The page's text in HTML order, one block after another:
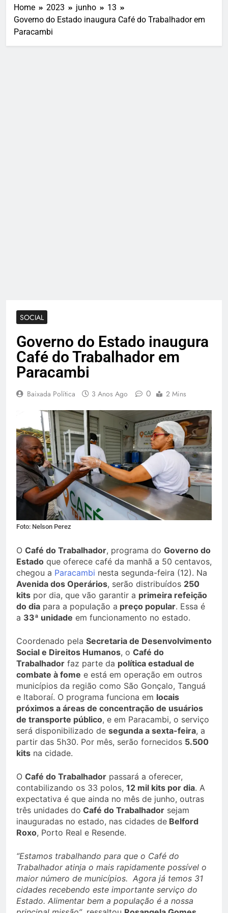
Home 2023 junho
13
Governo do Estado inaugura Café do Trabalhador em
Paracambi
SOCIAL
Governo do Estado inaugura
Café do Trabalhador em
Paracambi
Baixada Política 3 Anos Ago 0 2 Mins
Foto: Nelson Perez
O Café do Trabalhador, programa do Governo do
Estado que oferece café da manhã a 50 centavos,
chegou a Paracambi nesta segunda-feira (12). Na
Avenida dos Operários, serão distribuídos 250
kits por dia, que vão garantir a primeira refeição
do dia para a população a preço popular. Essa é
a 33ª unidade em funcionamento no estado.
Coordenado pela Secretaria de Desenvolvimento
Social e Direitos Humanos, o Café do
Trabalhador faz parte da política estadual de
combate à fome e está em operação em outros
municípios da região como São Gonçalo, Tanguá
e Itaboraí. O programa funciona em locais
próximos a áreas de concentração de usuários
de transporte público, e em Paracambi, o serviço
será disponibilizado de segunda a sexta-feira, a
partir das 5h30. Por mês, serão fornecidos 5.500
kits na cidade.
O Café do Trabalhador passará a oferecer,
contabilizando os 33 polos, 12 mil kits por dia. A
expectativa é que ainda no mês de junho, outras
três unidades do Café do Trabalhador sejam
inauguradas no estado, nas cidades de Belford
Roxo, Porto Real e Resende.
“Estamos trabalhando para que o Café do
Trabalhador atinja o mais rapidamente possível o
maior número de municípios. Agora já temos 31
cidades recebendo este importante serviço do
Estado. Alimentar bem a população é a nossa